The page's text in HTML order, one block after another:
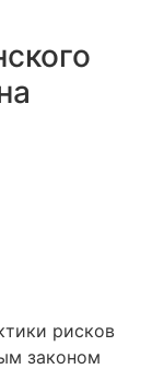
рисков
законом